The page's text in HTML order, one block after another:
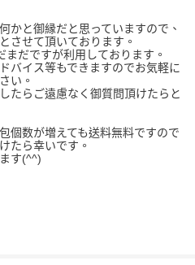
かと御縁だと思っていますので、
させて頂いております。
だですが利用しております。
バイス等もできますのでお気軽に
い。
たらご遠慮なく御質問頂けたらと
個数が増えても送料無料ですので
たら幸いです。
す(^^)